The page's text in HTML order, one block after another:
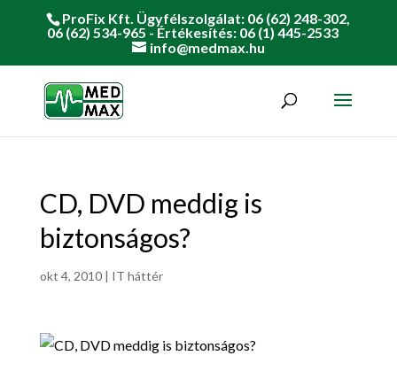
ProFix Kft. Ügyfélszolgálat: 06 (62) 248-302,
06 (62) 534-965 - Értékesítés: 06 (1) 445-2533
info@medmax.hu
CD, DVD meddig is
biztonságos?
okt 4, 2010| IT háttér